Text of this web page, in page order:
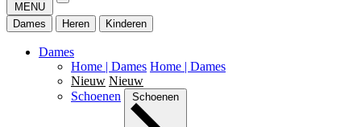
MENU
Dames
Heren Kinderen
Dames
Home | Dames Home | Dames
Nieuw Nieuw
Schoenen
Schoenen